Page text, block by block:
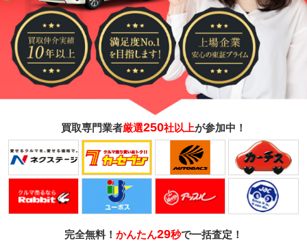
買取専門業者厳選250社以上が参加中！
完全無料！ かんたん29秒で一括査定！